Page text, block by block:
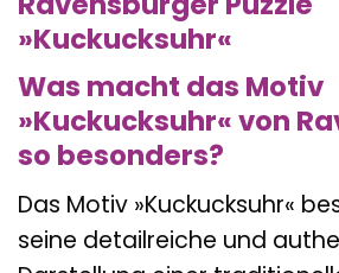
»Kuckucksuhr«
Was macht das Motiv
»Kuckucksuhr« von
so besonders?
Das Motiv »Kuckucksuhr«
seine detailreiche und